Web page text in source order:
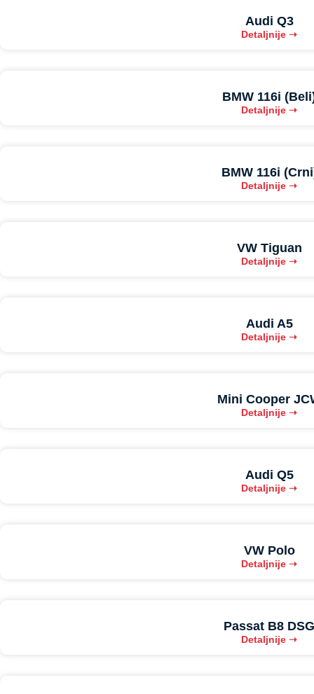
Audi Q3
Detaljnije ➝
BMW 116i
Detaljnije ➝
BMW 116i
Detaljnije ➝
VW Tiguan
Detaljnije ➝
Audi A5
Detaljnije ➝
Mini Cooper
Detaljnije ➝
Audi Q5
Detaljnije ➝
VW Polo
Detaljnije ➝
Passat B8 DSG
Detaljnije ➝